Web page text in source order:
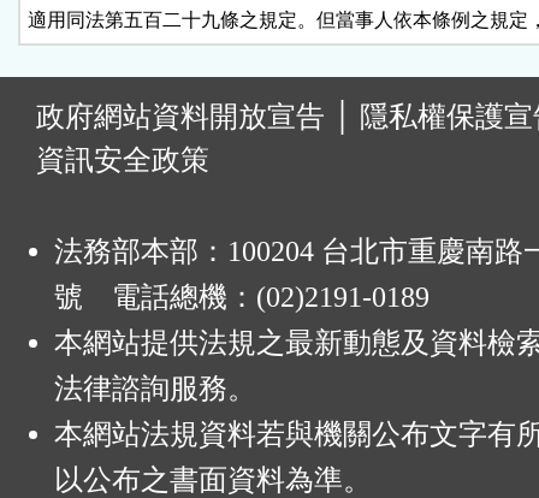
政府網站資料開放宣告
隱私權保護
資訊安全政策
法務部本部：100204 台北市重慶南路
號 電話總機：(02)2191-0189
本網站提供法規之最新動態及資料檢
法律諮詢服務。
本網站法規資料若與機關公布文字有
以公布之書面資料為準。